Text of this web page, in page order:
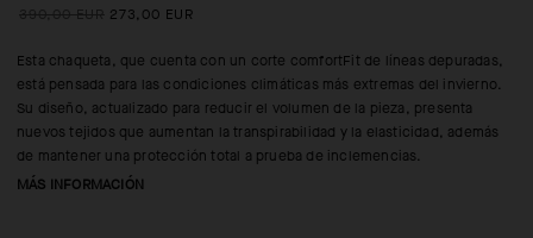
273,00 EUR
Esta chaqueta, que cuenta con un corte comfortFit de líneas depuradas,
está pensada para las condiciones climáticas más extremas del invierno.
Su diseño, actualizado para reducir el volumen de la pieza, presenta
nuevos tejidos que aumentan la transpirabilidad y la elasticidad, además
de mantener una protección total a prueba de inclemencias.
MÁS INFORMACIÓN